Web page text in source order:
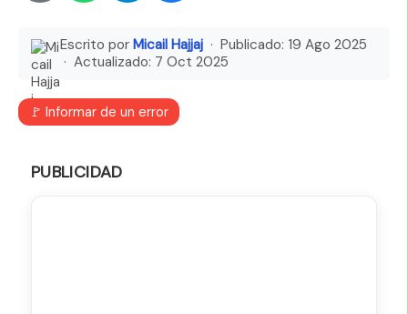
Escrito por Micail Hajjaj · Publicado: 19 Ago 2025
· Actualizado: 7 Oct 2025
🚩 Informar de un error
PUBLICIDAD